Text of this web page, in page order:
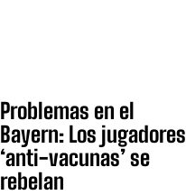
Problemas en el
Bayern: Los jugadores
‘anti-vacunas’ se
rebelan